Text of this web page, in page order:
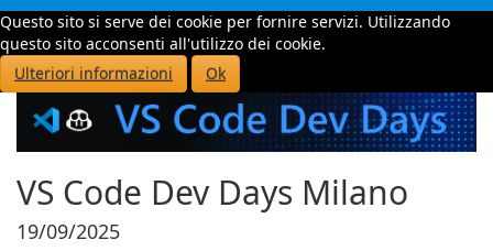
Questo sito si serve dei cookie per fornire servizi. Utilizzando
questo sito acconsenti all'utilizzo dei cookie.
Ulteriori informazioni
Ok
Toggle
VS Code Dev Days Milano
19/09/2025